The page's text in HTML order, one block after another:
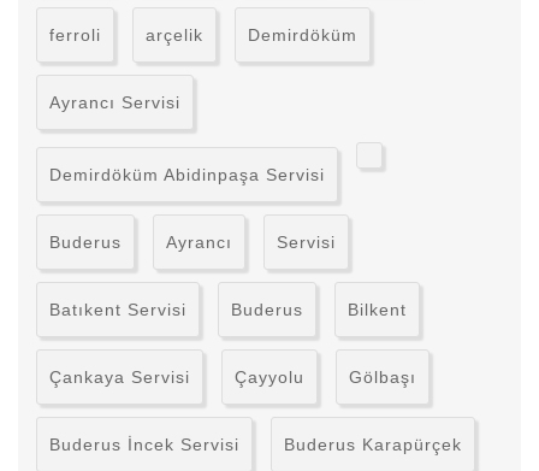
ferroli arçelik Demirdöküm
Ayrancı Servisi
Demirdöküm Abidinpaşa Servisi
Buderus Ayrancı Servisi
Batıkent Servisi Buderus Bilkent
Çankaya Servisi Çayyolu Gölbaşı
Buderus İncek Servisi Buderus Karapürçek